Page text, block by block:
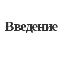
Введение